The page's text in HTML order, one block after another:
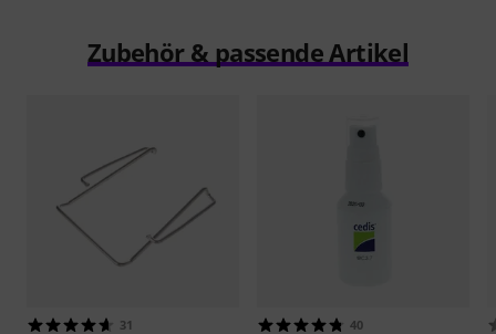
Zubehör & passende Artikel
31 40